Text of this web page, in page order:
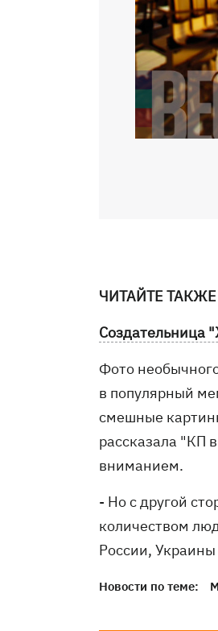
ЧИТАЙТЕ ТАКЖЕ
Создательница
Фото
в популярный
смешные
рассказала "КП
вниманием.
- Но с другой
количеством
России,
Новости по теме: